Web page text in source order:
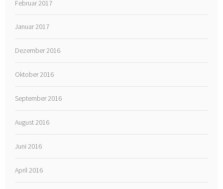
Februar 2017
Januar 2017
Dezember 2016
Oktober 2016
September 2016
August 2016
Juni 2016
April 2016